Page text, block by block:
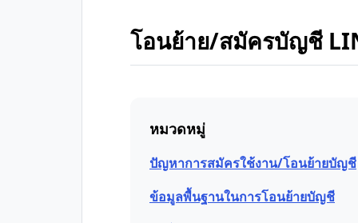
โอนย้าย/สมัครบัญชี
หมวดหมู่
ปัญหาการสมัครใช้งาน/โอนย้ายบัญชี
ข้อมูลพื้นฐานในการโอนย้ายบัญชี